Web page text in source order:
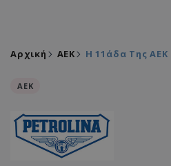
Αρχική ΑEK Η 11άδα Της
ΑEK